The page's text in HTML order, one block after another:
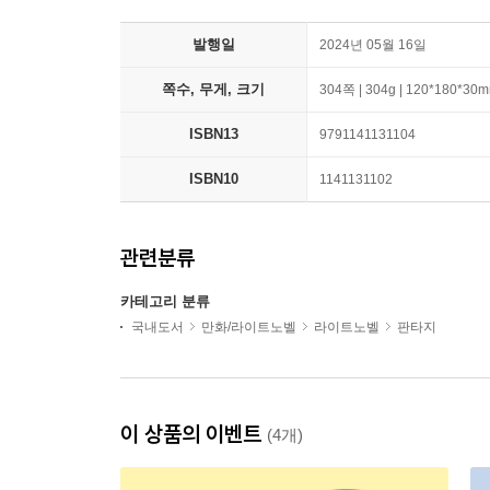
발행일 2024년 05월 16일
쪽수, 무게, 크기 304쪽 | 304g |
ISBN13 9791141131104
ISBN10 1141131102
관련분류
카테고리 분류
국내도서 만화/라이트노벨 라이트노벨 판타지
이 상품의 이벤트 (4개)